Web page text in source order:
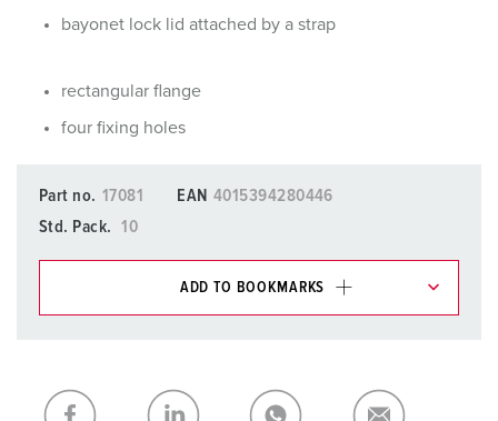
bayonet lock lid attached by a strap
rectangular flange
four fixing holes
Part no. 17081 EAN 4015394280446
Std. Pack.
10
ADD TO BOOKMARKS
My list ADD